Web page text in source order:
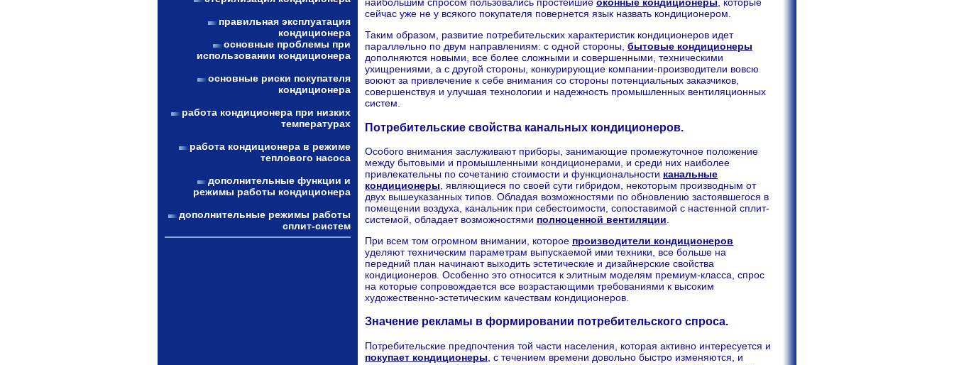
правильная эксплуатация
кондиционера
основные проблемы при
использовании кондиционера
основные риски покупателя
кондиционера
работа кондиционера при низких
температурах
работа кондиционера в режиме
теплового насоса
дополнительные функции и
режимы работы кондиционера
дополнительные режимы работы
сплит-систем
сейчас уже не у всякого покупателя повернется язык назвать кондиционером.
Таким образом, развитие потребительских характеристик кондиционеров идет
параллельно по двум направлениям: с одной стороны, бытовые кондиционеры
дополняются новыми, все более сложными и совершенными, техническими
ухищрениями, а с другой стороны, конкурирующие компании-производители вовсю
воюют за привлечение к себе внимания со стороны потенциальных заказчиков,
совершенствуя и улучшая технологии и надежность промышленных вентиляционных
систем.
Потребительские свойства канальных кондиционеров.
Особого внимания заслуживают приборы, занимающие промежуточное положение
между бытовыми и промышленными кондиционерами, и среди них наиболее
привлекательны по сочетанию стоимости и функциональности канальные
кондиционеры , являющиеся по своей сути гибридом, некоторым производным от
двух вышеуказанных типов. Обладая возможностями по обновлению застоявшегося в
помещении воздуха, канальник при себестоимости, сопоставимой с настенной сплит-
системой, обладает возможностями полноценной вентиляции
При всем том огромном внимании, которое производители кондиционеров
уделяют техническим параметрам выпускаемой ими техники, все больше на
передний план начинают выходить эстетические и дизайнерские свойства
кондиционеров. Особенно это относится к элитным моделям премиум-класса, спрос
на которые сопровождается все возрастающими требованиями к высоким
художественно-эстетическим качествам кондиционеров.
Значение рекламы в формировании потребительского спроса.
Потребительские предпочтения той части населения, которая активно интересуется и
покупает кондиционеры , с течением времени довольно быстро изменяются, и